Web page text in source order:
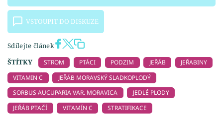
VSTOUPIT DO DISKUZE
Sdílejte článek
ŠTÍTKY
STROM PTÁCI PODZIM JEŘÁB
JEŘABINY
VITAMIN C
JEŘÁB MORAVSKÝ SLADKOPLODÝ
SORBUS AUCUPARIA VAR. MORAVICA
JEDLÉ PLODY
JEŘÁB PTAČÍ
VITAMÍN C STRATIFIKACE